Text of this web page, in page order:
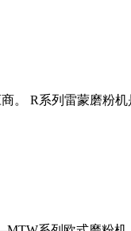
。 R系列雷蒙磨粉